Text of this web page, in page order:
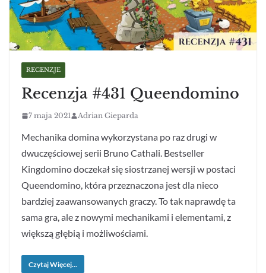
RECENZJE
Recenzja #431 Queendomino
7 maja 2021 Adrian Gieparda
Mechanika domina wykorzystana po raz drugi w
dwuczęściowej serii Bruno Cathali. Bestseller
Kingdomino doczekał się siostrzanej wersji w postaci
Queendomino, która przeznaczona jest dla nieco
bardziej zaawansowanych graczy. To tak naprawdę ta
sama gra, ale z nowymi mechanikami i elementami, z
większą głębią i możliwościami.
Czytaj Więcej...